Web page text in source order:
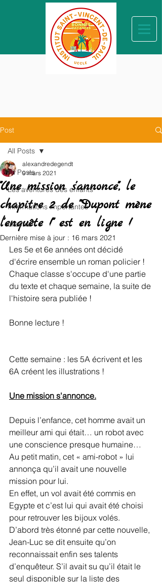
Post
All Posts
Les aventures des enfants
Informations importantes
crèche
All Posts
"Une mission s'annonce", le
chapitre 2 de "Dupont mène
l'enquête !" est en ligne !
alexandredegendt
9 mars 2021
Dernière mise à jour : 16 mars 2021
Les 5e et 6e années ont décidé
d'écrire ensemble un roman policier !
Chaque classe s'occupe d'une partie
du texte et chaque semaine, la suite de
l'histoire sera publiée !
Bonne lecture !
Cette semaine : les 5A écrivent et les
6A créent les illustrations !
Une mission s'annonce.
Depuis l’enfance, cet homme avait un
meilleur ami qui était… un robot avec
une conscience presque humaine…
Au petit matin, cet « ami-robot » lui
annonça qu’il avait une nouvelle
mission pour lui.
En effet, un vol avait été commis en
Egypte et c’est lui qui avait été choisi
pour retrouver les bijoux volés.
D’abord très étonné par cette nouvelle,
Jean-Luc se dit ensuite qu’on
reconnaissait enfin ses talents
d’enquêteur. S’il avait su qu’il était le
seul disponible sur la liste des